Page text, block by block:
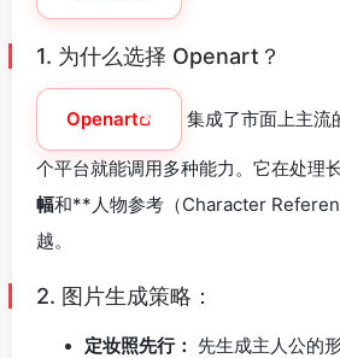
1. 为什么选择 Openart？
Openart 集成了市面上主流
个平台就能调用多种能力。它在处理
幅和**人物参考（Character
越。
2. 图片生成策略：
定妆照先行： 先生成主人公的